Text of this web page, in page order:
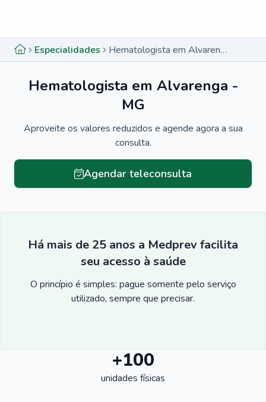
Especialidades Hematologista em Alvarenga - MG
Hematologista em Alvarenga -
MG
Aproveite os valores reduzidos e agende agora a sua
consulta.
Agendar teleconsulta
Há mais de 25 anos a Medprev facilita
seu acesso à saúde
O princípio é simples: pague somente pelo serviço
utilizado, sempre que precisar.
+100
unidades físicas